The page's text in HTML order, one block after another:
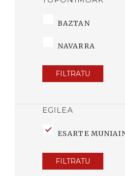
BAZTAN
NAVARRA
FILTRATU
EGILEA
ESARTE
FILTRATU